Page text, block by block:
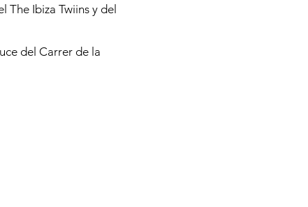
Ibiza Twiins y del
del Carrer de la